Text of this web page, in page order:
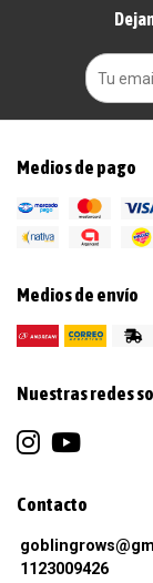
Medios de pago
Medios de envío
Nuestras redes
Contacto
1123009426